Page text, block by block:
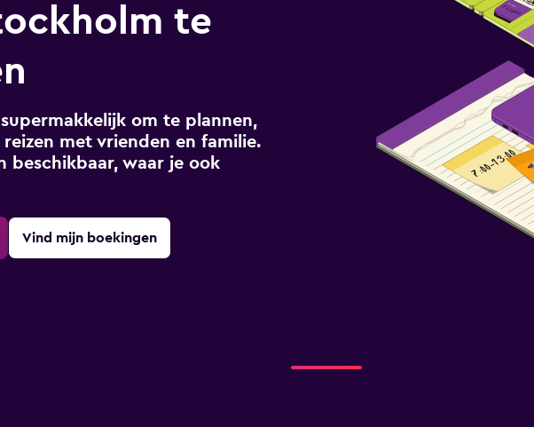
te
om te plannen,
met vrienden en familie.
beschikbaar, waar je ook
Vind mijn boekingen